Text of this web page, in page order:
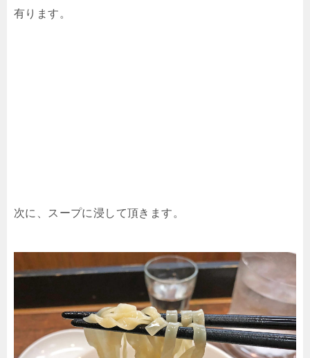
有ります。
次に、スープに浸して頂きます。